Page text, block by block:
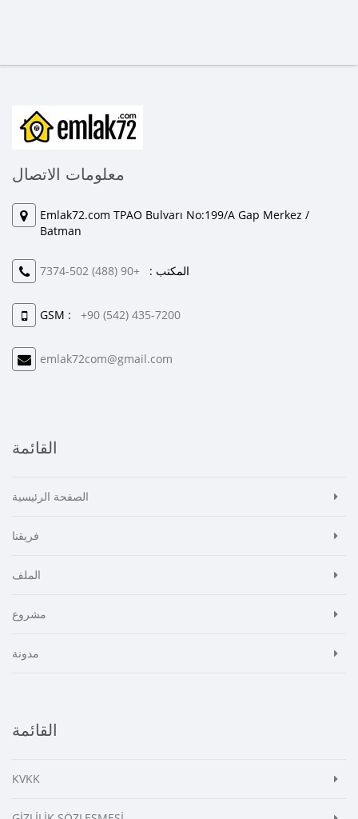
معلومات الاتصال
Emlak72.com TPAO Bulvarı No:199/A Gap Merkez /
Batman
المكتب : +90 (488) 502-7374
GSM : +90 (542) 435-7200
emlak72com@gmail.com
القائمة
الصفحة الرئيسية
فريقنا
الملف
مشروع
مدونة
القائمة
KVKK